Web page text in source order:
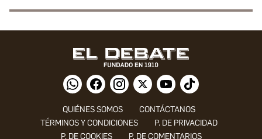
QUIÉNES SOMOS
CONTÁCTANOS
TÉRMINOS Y CONDICIONES
P. DE PRIVACIDAD
P. DE COOKIES
P. DE COMENTARIOS